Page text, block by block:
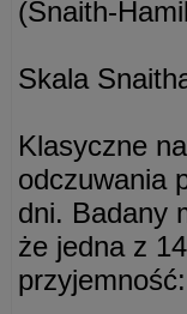
(Snaith-
Skala
Klasyczne
odczuwania
dni. Badany
że jedna z
przyjemność: